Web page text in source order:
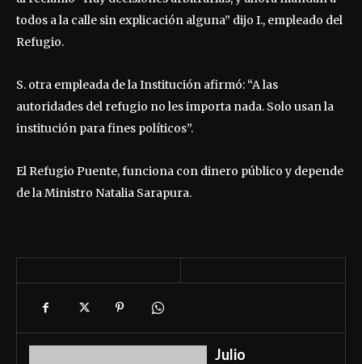
todos a la calle sin explicación alguna” dijo I., empleado del
Refugio.
S. otra empleada de la Institución afirmó: “A las
autoridades del refugio no les importa nada. Solo usan la
institución para fines políticos”.
El Refugio Puente, funciona con dinero público y depende
de la Ministro Natalia Sarapura.
Julio